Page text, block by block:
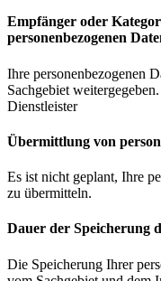
Empfänger oder
personenbezogenen
Ihre personenbezogenen
Sachgebiet
Dienstleister
Übermittlung von
Es ist nicht geplant, Ihre
zu übermitteln.
Dauer der Speicherung
Die Speicherung Ihrer